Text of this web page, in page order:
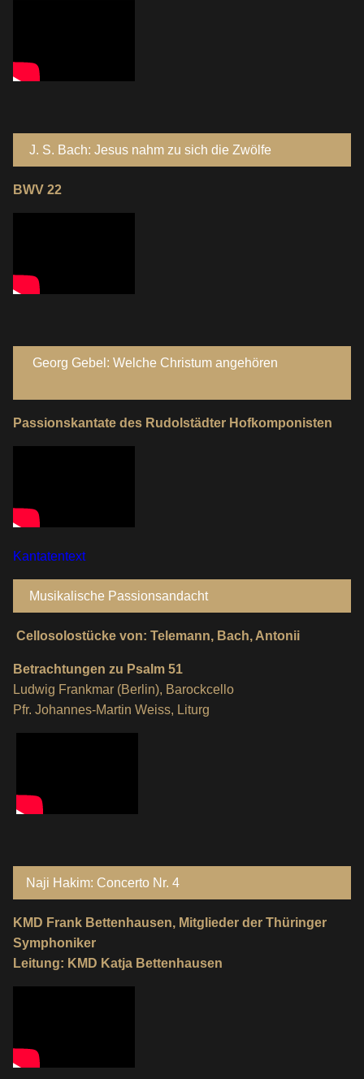
J. S. Bach: Jesus nahm zu sich die Zwölfe
BWV 22
Georg Gebel: Welche Christum angehören
Passionskantate des Rudolstädter Hofkomponisten
Kantatentext
Musikalische Passionsandacht
Cellosolostücke von: Telemann, Bach, Antonii
Betrachtungen zu Psalm 51
Ludwig Frankmar (Berlin), Barockcello
Pfr. Johannes-Martin Weiss, Liturg
Naji Hakim: Concerto Nr. 4
KMD Frank Bettenhausen, Mitglieder der Thüringer
Symphoniker
Leitung: KMD Katja Bettenhausen